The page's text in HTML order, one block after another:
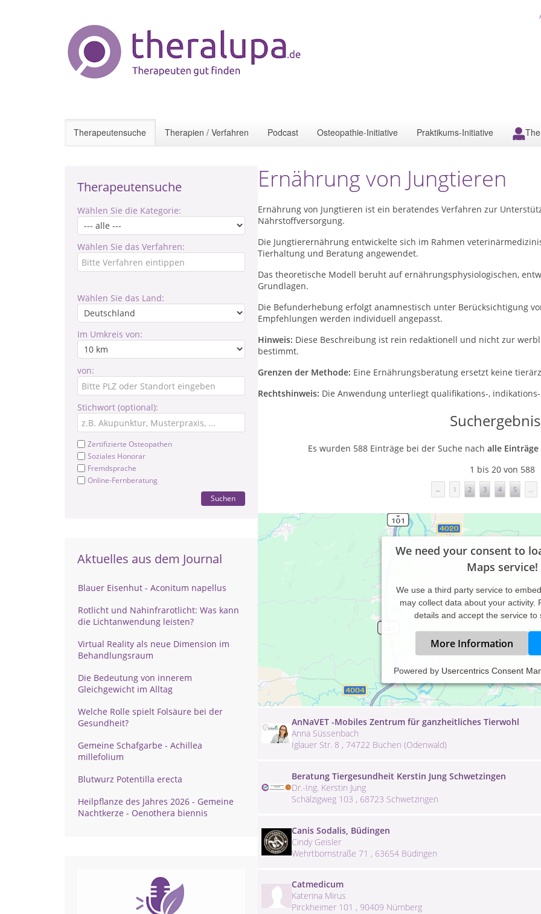
Therapeutensuche Therapien / Verfahren Podcast Osteopathie-Initiative Praktikums-Initiative
Therapeutensuche
Wählen Sie die Kategorie:
Wählen Sie das Verfahren:
Wählen Sie das Land:
Im Umkreis von:
von:
Stichwort (optional):
Zertifizierte Osteopathen
Soziales Honorar
Fremdsprache
Online-Fernberatung
Suchen
Aktuelles aus dem Journal
Blauer Eisenhut - Aconitum napellus
Rotlicht und Nahinfrarotlicht: Was kann
die Lichtanwendung leisten?
Virtual Reality als neue Dimension im
Behandlungsraum
Die Bedeutung von innerem
Gleichgewicht im Alltag
Welche Rolle spielt Folsäure bei der
Gesundheit?
Gemeine Schafgarbe - Achillea
millefolium
Blutwurz Potentilla erecta
Heilpflanze des Jahres 2026 - Gemeine
Nachtkerze - Oenothera biennis
Ernährung von Jungtieren
Ernährung von Jungtieren ist ein beratendes Verfahren zur
Nährstoffversorgung.
Die Jungtierernährung entwickelte sich im Rahmen
Tierhaltung und Beratung angewendet.
Das theoretische Modell beruht auf ernährungsphysiologischen,
Grundlagen.
Die Befunderhebung erfolgt anamnestisch unter Berücksichtigung
Empfehlungen werden individuell angepasst.
Hinweis: Diese Beschreibung ist rein redaktionell und nicht zur
bestimmt.
Grenzen der Methode: Eine Ernährungsberatung ersetzt keine
Rechtshinweis: Die Anwendung unterliegt qualifikations-,
Es wurden 588 Einträge bei der Suche nach alle
1 bis 20 von 588
← 1 2 3 4 5 ...
We need your consent to
Maps service!
We use a third party service to
may collect data about your activity.
details and accept the service to
More Information
Powered by Usercentrics Consent
AnimaliQ - Aus Respekt zum Tier
Doreen Hellfritz
Robertsdorf 20 A , 23974 Blowatz OT Robertsdorf
AnNaVET -Mobiles Zentrum für ganzheitliches Tierwohl
Anna Süssenbach
Iglauer Str. 8 , 74722 Buchen (Odenwald)
Beratung Tiergesundheit Kerstin Jung Schwetzingen
Dr.-Ing. Kerstin Jung
Schälzigweg 103 , 68723 Schwetzingen
Canis Sodalis, Büdingen
Cindy Geisler
Wehrtbornstraße 71 , 63654 Büdingen
Catmedicum
Katerina Mirus
Pirckheimer 101 , 90409 Nürnberg